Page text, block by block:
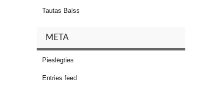
Tautas Balss
META
Pieslēgties
Entries feed